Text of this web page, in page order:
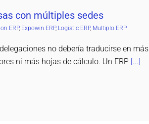
con múltiples sedes
ERP, Expowin ERP, Logistic ERP, Multiplo ERP
no debería traducirse en más
ni más hojas de cálculo. Un ERP [...]